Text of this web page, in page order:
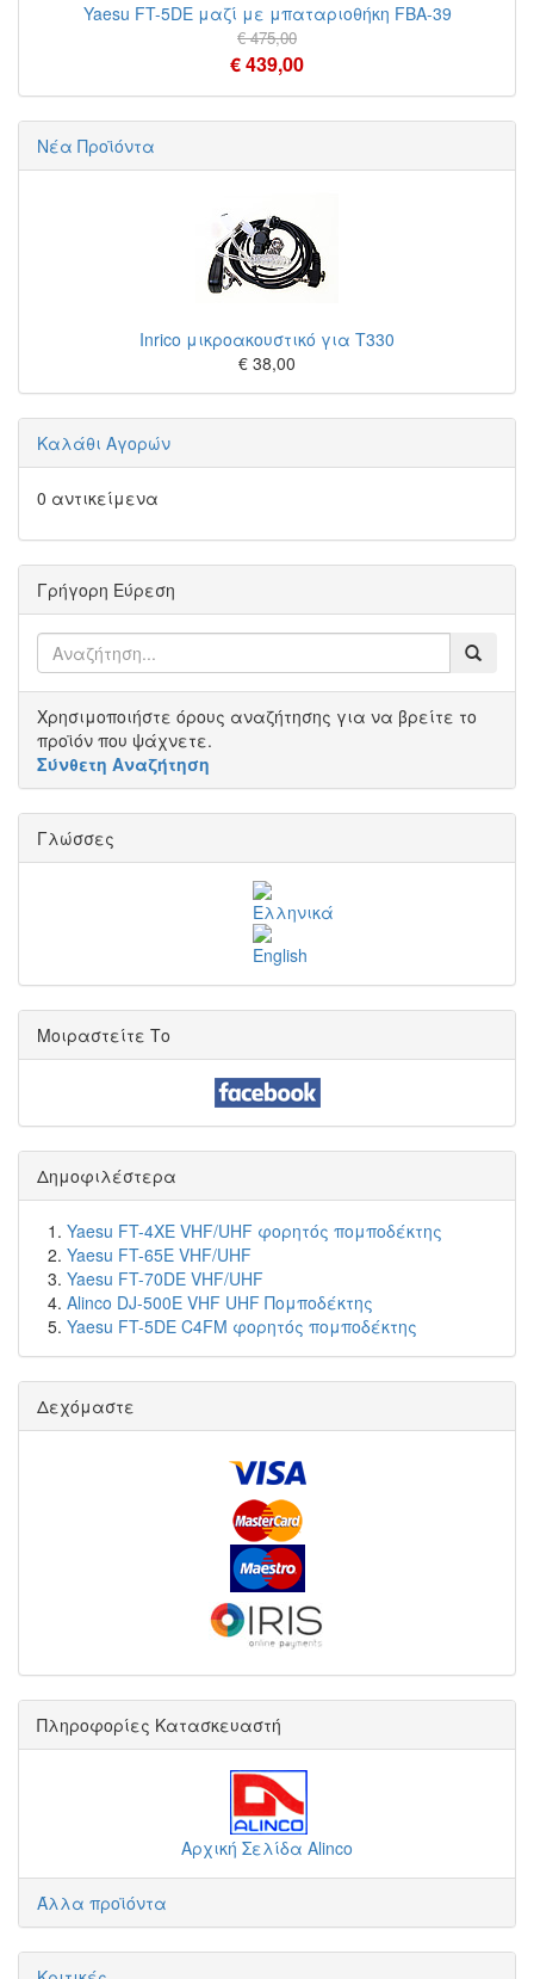
Yaesu FT-5DE μαζί με μπαταριοθήκη FBA-39
€ 475,00
€ 439,00
Νέα Προϊόντα
Inrico μικροακουστικό για T330
€ 38,00
Καλάθι Αγορών
0 αντικείμενα
Γρήγορη Εύρεση
Χρησιμοποιήστε όρους αναζήτησης για να βρείτε το
προϊόν που ψάχνετε.
Σύνθετη Αναζήτηση
Γλώσσες
Μοιραστείτε Το
Δημοφιλέστερα
Yaesu FT-4XE VHF/UHF φορητός πομποδέκτης
Yaesu FT-65E VHF/UHF
Yaesu FT-70DE VHF/UHF
Alinco DJ-500E VHF UHF Πομποδέκτης
Yaesu FT-5DE C4FM φορητός πομποδέκτης
Δεχόμαστε
Πληροφορίες Κατασκευαστή
Αρχική Σελίδα Alinco
Άλλα προϊόντα